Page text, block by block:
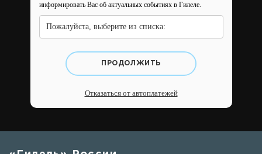
информировать Вас об актуальных событиях в Гилеле.
Пожалуйста, выберите из списка:
ПРОДОЛЖИТЬ
Отказаться от автоплатежей